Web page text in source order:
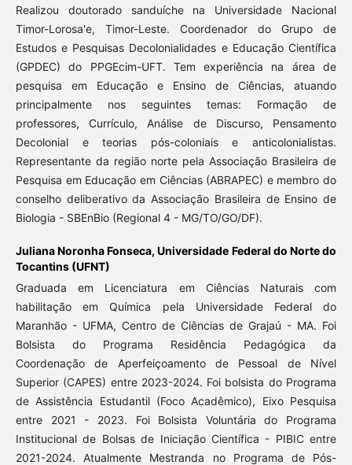
Realizou doutorado sanduíche na Universidade Nacional
Timor-Lorosa'e, Timor-Leste. Coordenador do Grupo de
Estudos e Pesquisas Decolonialidades e Educação Científica
(GPDEC) do PPGEcim-UFT. Tem experiência na área de
pesquisa em Educação e Ensino de Ciências, atuando
principalmente nos seguintes temas: Formação de
professores, Currículo, Análise de Discurso, Pensamento
Decolonial e teorias pós-coloniais e anticolonialistas.
Representante da região norte pela Associação Brasileira de
Pesquisa em Educação em Ciências (ABRAPEC) e membro do
conselho deliberativo da Associação Brasileira de Ensino de
Biologia - SBEnBio (Regional 4 - MG/TO/GO/DF).
Juliana Noronha Fonseca,Universidade Federal do Norte do
Tocantins (UFNT)
Graduada em Licenciatura em Ciências Naturais com
habilitação em Química pela Universidade Federal do
Maranhão - UFMA, Centro de Ciências de Grajaú - MA. Foi
Bolsista do Programa Residência Pedagógica da
Coordenação de Aperfeiçoamento de Pessoal de Nível
Superior (CAPES) entre 2023-2024. Foi bolsista do Programa
de Assistência Estudantil (Foco Acadêmico), Eixo Pesquisa
entre 2021 - 2023. Foi Bolsista Voluntária do Programa
Institucional de Bolsas de Iniciação Científica - PIBIC entre
2021-2024. Atualmente Mestranda no Programa de Pós-